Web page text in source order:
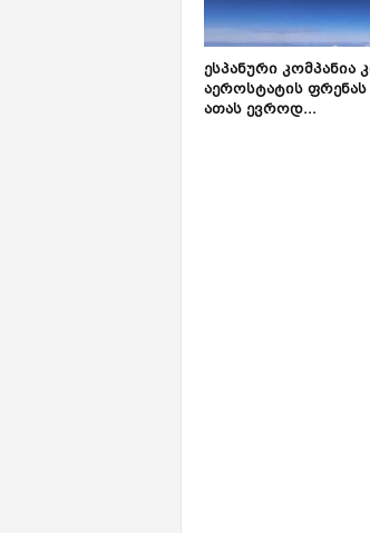
ესპანური კომპანია
აეროსტატის
ათას ევროდ...